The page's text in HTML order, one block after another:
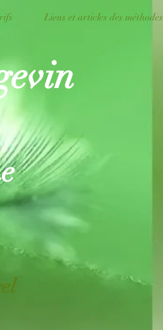
Liens et articles des méthodes